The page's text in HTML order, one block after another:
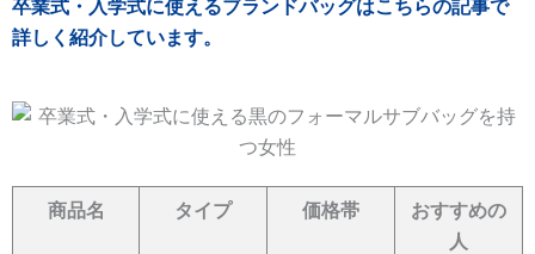
卒業式・入学式に使えるブランドバッグはこちらの記事で
詳しく紹介しています。
商品名 タイプ 価格帯
おすすめの
人